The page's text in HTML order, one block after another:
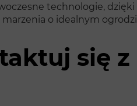
technologie,
marzenia o idealnym
się